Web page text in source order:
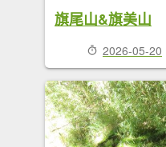
旗尾山&旗美山
2026-05-20